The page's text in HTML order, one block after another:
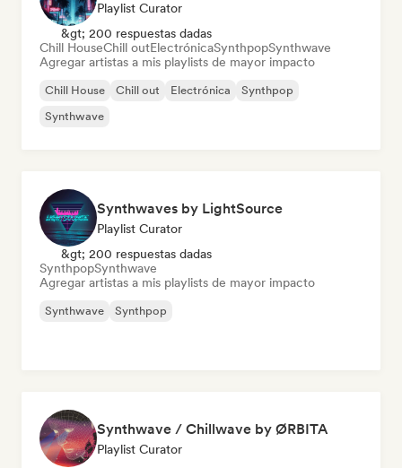
Playlist Curator
&gt; 200 respuestas dadas
Chill HouseChill outElectrónicaSynthpopSynthwave
Agregar artistas a mis playlists de mayor impacto
Chill House Chill out Electrónica
Synthpop
Synthwave
Synthwaves by LightSource
Playlist Curator
&gt; 200 respuestas dadas
SynthpopSynthwave
Agregar artistas a mis playlists de mayor impacto
Synthwave Synthpop
Synthwave / Chillwave by ØRBITA
Playlist Curator